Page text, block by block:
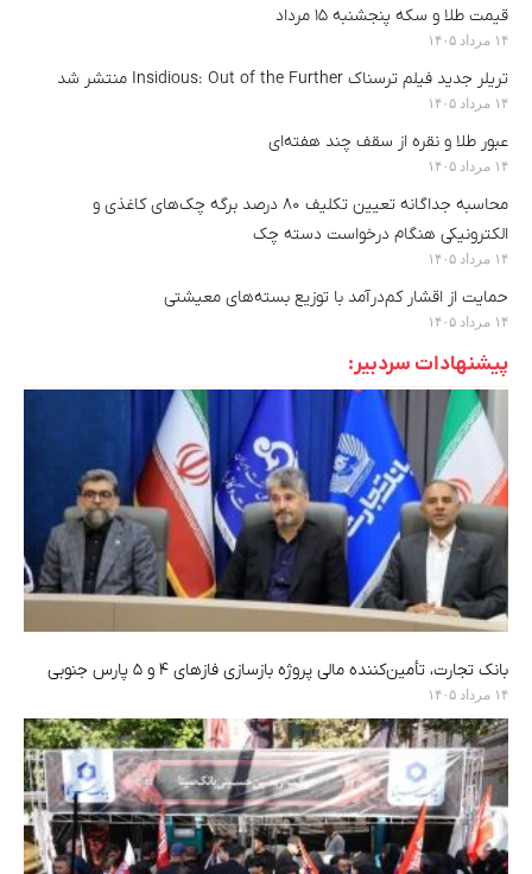
قیمت طلا و سکه پنجشنبه ۱۵ مرداد
۱۴ مرداد ۱۴۰۵
تریلر جدید فیلم ترسناک Insidious: Out of the Further منتشر شد
۱۴ مرداد ۱۴۰۵
عبور طلا و نقره از سقف چند هفته‌ای
۱۴ مرداد ۱۴۰۵
محاسبه جداگانه تعیین تکلیف ۸۰ درصد برگه چک‌های کاغذی و
الکترونیکی هنگام درخواست دسته چک
۱۴ مرداد ۱۴۰۵
حمایت از اقشار کم‌درآمد با توزیع بسته‌های معیشتی
۱۴ مرداد ۱۴۰۵
پیشنهادات سردبیر:
بانک تجارت، تأمین‌کننده مالی پروژه بازسازی فازهای ۴ و ۵ پارس جنوبی
۱۴ مرداد ۱۴۰۵